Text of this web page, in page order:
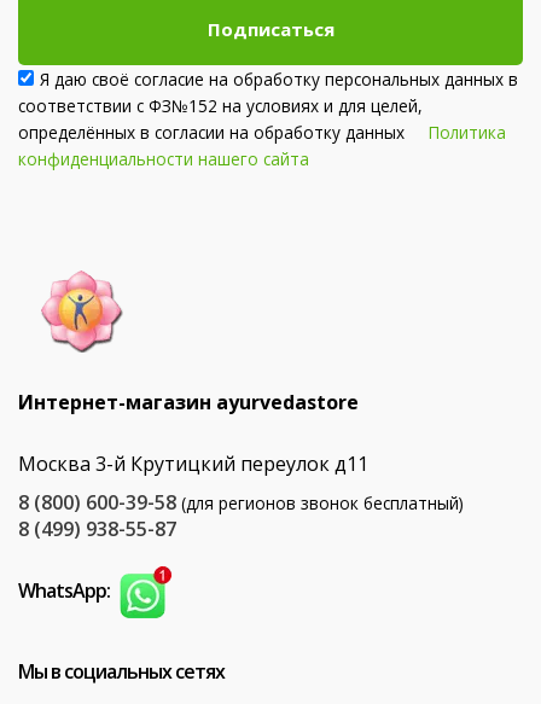
Подписаться
Я даю своё согласие на обработку персональных данных в
соответствии с ФЗ№152 на условиях и для целей,
определённых в согласии на обработку данных Политика
конфиденциальности нашего сайта
Интернет-магазин ayurvedastore
Москва 3-й Крутицкий переулок д11
8 (800) 600-39-58 (для регионов звонок бесплатный)
8 (499) 938-55-87
WhatsApp:
Мы в социальных сетях